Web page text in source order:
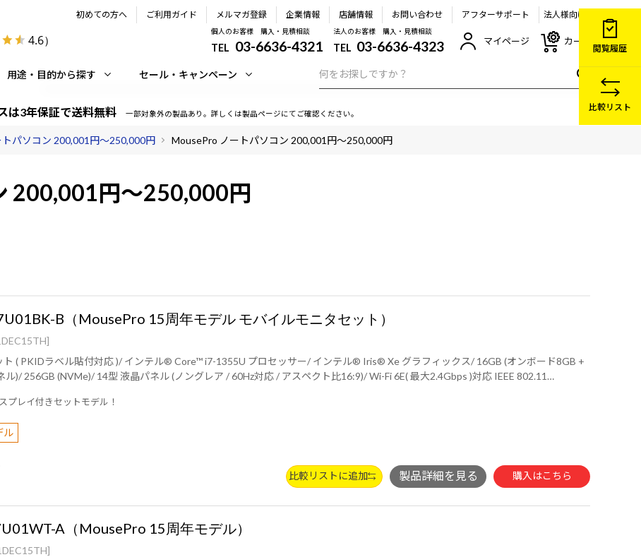
4.6）
初めての方へ ご利用ガイド メルマガ登録 企業情報 店舗情報 お問い合わせ アフターサポート 法人様向け
個人のお客様 購入・見積相談
TEL 03-6636-4321
法人のお客様 購入・見積相談
TEL 03-6636-4323 マイページ カート
用途・目的から探す セール・キャンペーン
は3年保証で送料無料 一部対象外の製品あり。詳しくは製品ページにてご確認ください。
トパソコン 200,001円～250,000円 MousePro ノートパソコン 200,001円～250,000円
200,001円～250,000円
B（MousePro 15周年モデル モバイルモニタセット）
プロセッサー/ インテル® Iris® Xe グラフィックス/ 16GB (オンボード8GB +
)対応 IEEE 802.11
プレイ付きセットモデル！
ル
比較リストに追加 購入はこちら
A（MousePro 15周年モデル）
閲覧履歴
比較リスト